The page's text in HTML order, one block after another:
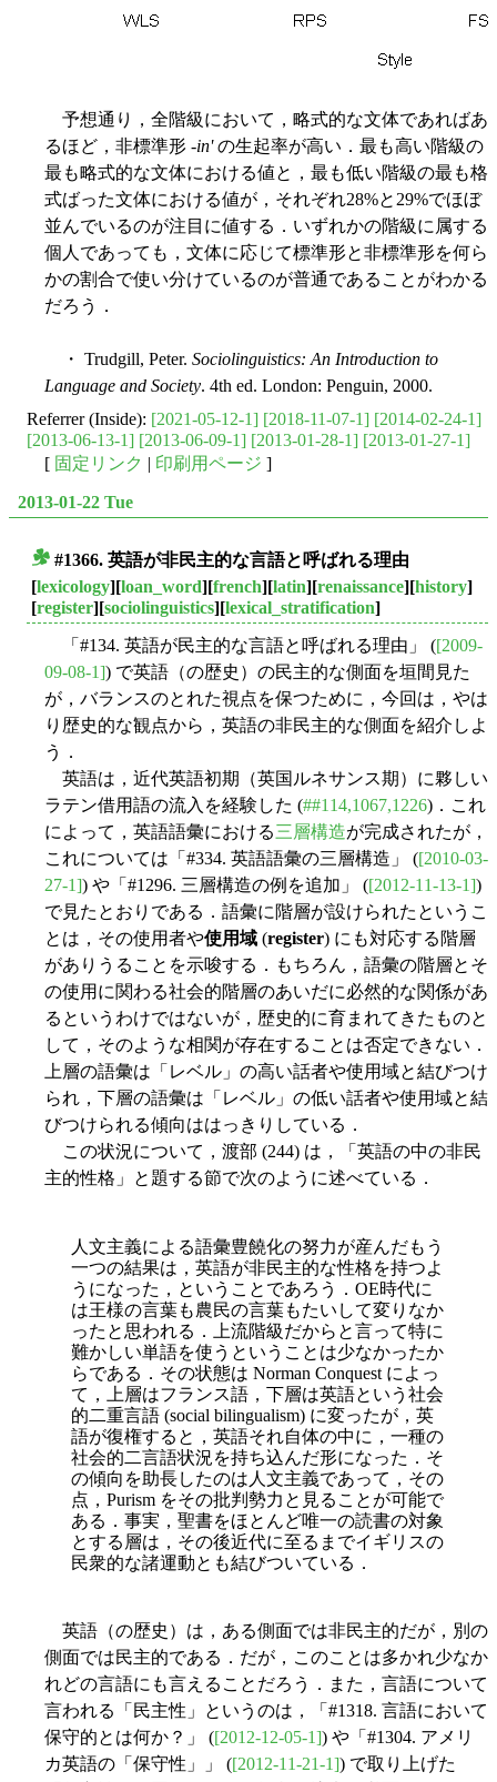
予想通り，全階級において，略式的な文体であればあ
るほど，非標準形 -in'の生起率が高い．最も高い階級の
最も略式的な文体における値と，最も低い階級の最も格
式ばった文体における値が，それぞれ28%と29%でほぼ
並んでいるのが注目に値する．いずれかの階級に属する
個人であっても，文体に応じて標準形と非標準形を何ら
かの割合で使い分けているのが普通であることがわかる
だろう．
・ Trudgill, Peter. Sociolinguistics: An Introduction to
Language and Society. 4th ed. London: Penguin, 2000.
Referrer (Inside): [2021-05-12-1] [2018-11-07-1] [2014-02-24-1]
[2013-06-13-1] [2013-06-09-1] [2013-01-28-1] [2013-01-27-1]
[ 固定リンク | 印刷用ページ ]
2013-01-22 Tue
#1366. 英語が非民主的な言語と呼ばれる理由
[lexicology][loan_word][french][latin][renaissance][history]
[register][sociolinguistics][lexical_stratification]
「#134. 英語が民主的な言語と呼ばれる理由」 ([2009-
09-08-1]) で英語（の歴史）の民主的な側面を垣間見た
が，バランスのとれた視点を保つために，今回は，やは
り歴史的な観点から，英語の非民主的な側面を紹介しよ
う．
英語は，近代英語初期（英国ルネサンス期）に夥しい
ラテン借用語の流入を経験した (##114,1067,1226)．これ
によって，英語語彙における三層構造が完成されたが，
これについては「#334. 英語語彙の三層構造」 ([2010-03-
27-1]) や「#1296. 三層構造の例を追加」 ([2012-11-13-1])
で見たとおりである．語彙に階層が設けられたというこ
とは，その使用者や使用域 (register) にも対応する階層
がありうることを示唆する．もちろん，語彙の階層とそ
の使用に関わる社会的階層のあいだに必然的な関係があ
るというわけではないが，歴史的に育まれてきたものと
して，そのような相関が存在することは否定できない．
上層の語彙は「レベル」の高い話者や使用域と結びつけ
られ，下層の語彙は「レベル」の低い話者や使用域と結
びつけられる傾向ははっきりしている．
この状況について，渡部 (244) は，「英語の中の非民
主的性格」と題する節で次のように述べている．
人文主義による語彙豊饒化の努力が産んだもう
一つの結果は，英語が非民主的な性格を持つよ
うになった，ということであろう．OE時代に
は王様の言葉も農民の言葉もたいして変りなか
ったと思われる．上流階級だからと言って特に
難かしい単語を使うということは少なかったか
らである．その状態は Norman Conquest によっ
て，上層はフランス語，下層は英語という社会
的二重言語 (social bilingualism) に変ったが，英
語が復権すると，英語それ自体の中に，一種の
社会的二言語状況を持ち込んだ形になった．そ
の傾向を助長したのは人文主義であって，その
点，Purism をその批判勢力と見ることが可能で
ある．事実，聖書をほとんど唯一の読書の対象
とする層は，その後近代に至るまでイギリスの
民衆的な諸運動とも結びついている．
英語（の歴史）は，ある側面では非民主的だが，別の
側面では民主的である．だが，このことは多かれ少なか
れどの言語にも言えることだろう．また，言語について
言われる「民主性」というのは，「#1318. 言語において
保守的とは何か？」 ([2012-12-05-1]) や「#1304. アメリ
カ英語の「保守性」」 ([2012-11-21-1]) で取り上げた